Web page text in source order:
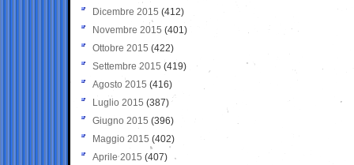
Dicembre 2015 (412)
Novembre 2015 (401)
Ottobre 2015 (422)
Settembre 2015 (419)
Agosto 2015 (416)
Luglio 2015 (387)
Giugno 2015 (396)
Maggio 2015 (402)
Aprile 2015 (407)